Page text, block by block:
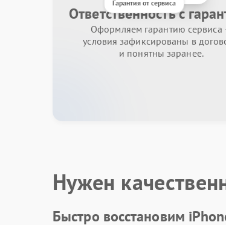
Гарантия от сервиса
Ответственность с
Оформляем гарантию сервиса
условия зафиксированы в
и понятны заранее.
Нужен
Быстро восстановим